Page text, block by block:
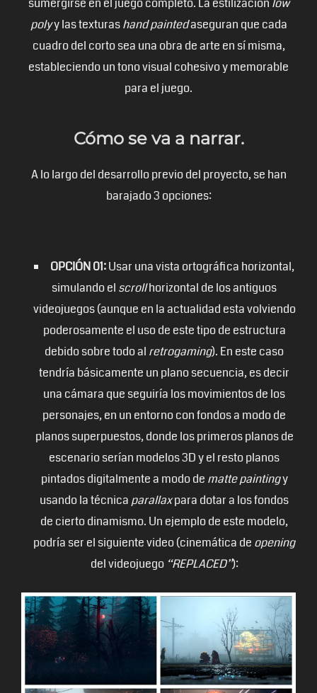
polyy las texturashand paintedaseguran que cada
cuadro del corto sea una obra de arte en sí misma,
estableciendo un tono visual cohesivo y memorable
para el juego.
Cómo se va a narrar.
A lo largo del desarrollo previo del proyecto, se han
barajado 3 opciones:
OPCIÓN 01:Usar una vista ortográfica horizontal,
simulando el scrollhorizontal de los antiguos
videojuegos (aunque en la actualidad esta volviendo
poderosamente el uso de este tipo de estructura
debido sobre todo al retrogaming). En este caso
tendría básicamente un plano secuencia, es decir
una cámara que seguiría los movimientos de los
personajes, en un entorno con fondos a modo de
planos superpuestos, donde los primeros planos de
escenario serían modelos 3D y el resto planos
pintados digitalmente a modo de matte paintingy
usando la técnica parallaxpara dotar a los fondos
de cierto dinamismo. Un ejemplo de este modelo,
podría ser el siguiente video (cinemática de opening
del videojuego “REPLACED”):